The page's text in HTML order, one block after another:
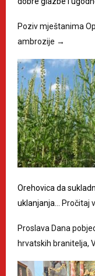
Poziv mještanima
ambrozije →
Orehovica da
uklanjanja…
Pročitaj
Proslava Dana
hrvatskih branitelja,